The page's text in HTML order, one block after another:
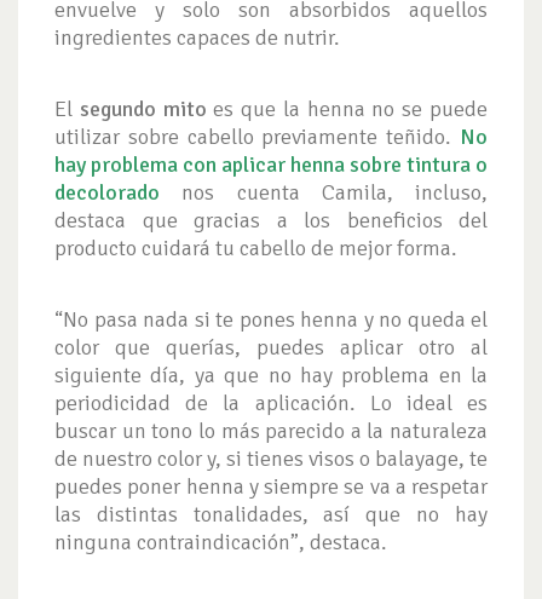
envuelve y solo son absorbidos aquellos
ingredientes capaces de nutrir.
El segundo mito es que la henna no se puede
utilizar sobre cabello previamente teñido. No
hay problema con aplicar henna sobre tintura o
decolorado nos cuenta Camila, incluso,
destaca que gracias a los beneficios del
producto cuidará tu cabello de mejor forma.
“No pasa nada si te pones henna y no queda el
color que querías, puedes aplicar otro al
siguiente día, ya que no hay problema en la
periodicidad de la aplicación. Lo ideal es
buscar un tono lo más parecido a la naturaleza
de nuestro color y, si tienes visos o balayage, te
puedes poner henna y siempre se va a respetar
las distintas tonalidades, así que no hay
ninguna contraindicación”, destaca.